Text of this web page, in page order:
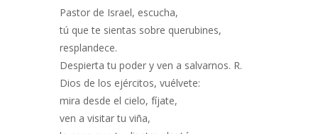
Pastor de Israel, escucha,
tú que te sientas sobre querubines,
resplandece.
Despierta tu poder y ven a salvarnos. R.
Dios de los ejércitos, vuélvete:
mira desde el cielo, fíjate,
ven a visitar tu viña,